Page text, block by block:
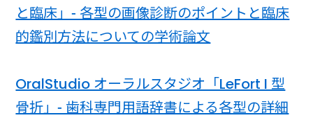
と臨床」- 各型の画像診断のポイントと臨床
的鑑別方法についての学術論文
OralStudio オーラルスタジオ「LeFort I 型
骨折」- 歯科専門用語辞書による各型の詳細